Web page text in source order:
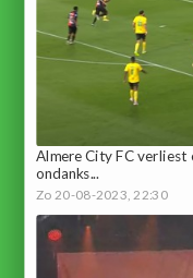
Almere City FC
ondanks...
Zo 20-08-2023, 22:30